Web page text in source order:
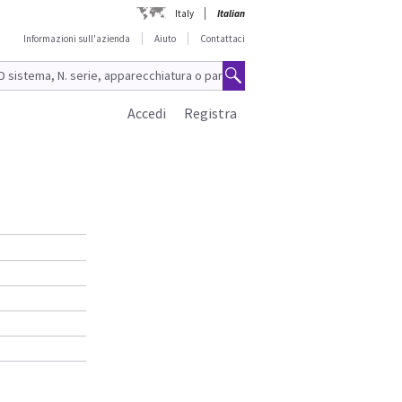
Italy
Italian
Informazioni sull'azienda
Aiuto Contattaci
Registra
Accedi